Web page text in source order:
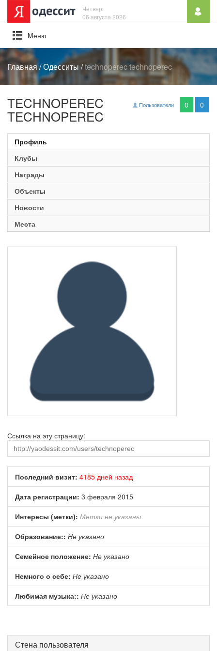
Четверг
06 августа 2026
Mеню
Главная/Одесситы/technoperec technoperec
Пользователи 0 0
TECHNOPEREC
TECHNOPEREC
Профиль
Клубы
Награды
Объекты
Новости
Места
Ссылка на эту страницу:
Последний визит: 4185 дней назад
Дата регистрации: 3 февраля 2015
Интересы (метки): Метки не указаны
Образование:: Не указано
Семейное положение: Не указано
Немного о себе: Не указано
Любимая музыка:: Не указано
Стена пользователя